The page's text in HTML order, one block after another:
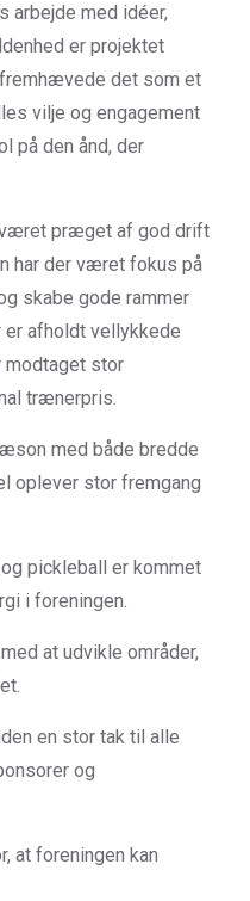
arbejde med idéer,
er projektet
det som et
vilje og engagement
på den ånd, der
præget af god drift
har der været fokus på
skabe gode rammer
afholdt vellykkede
modtaget stor
trænerpris.
med både bredde
oplever stor fremgang
pickleball er kommet
i foreningen.
at udvikle områder,
en stor tak til alle
og
at foreningen kan